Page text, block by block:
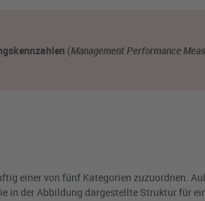
(Management Performance
einer von fünf Kategorien zuzuordnen.
in der Abbildung dargestellte Struktur für